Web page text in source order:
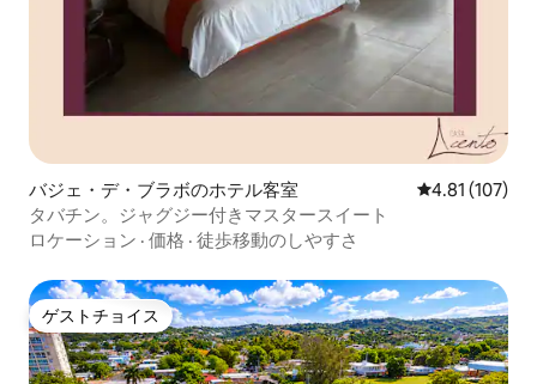
バジェ・デ・ブラボのホテル客室 レビュー107
4.81 (107)
タバチン。ジャグジー付きマスタースイート
ロケーション · 価格 · 徒歩移動のしやすさ
ゲストチョイス
ゲストチョイス